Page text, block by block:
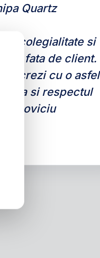
Quartz
si
fata de client.
lucrezi cu o asfel
si respectul